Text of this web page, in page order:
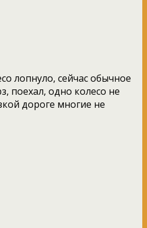
лопнуло, сейчас обычное
поехал, одно колесо не
дороге многие не